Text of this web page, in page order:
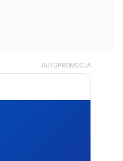
AUTOPROMOCJA